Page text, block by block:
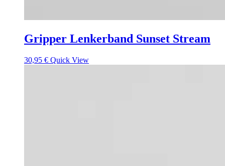
Gripper Lenkerband Sunset Stream
30,95 € Quick View